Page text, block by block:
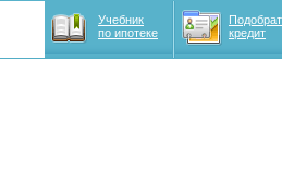
Учебник
по ипотеке
кредит